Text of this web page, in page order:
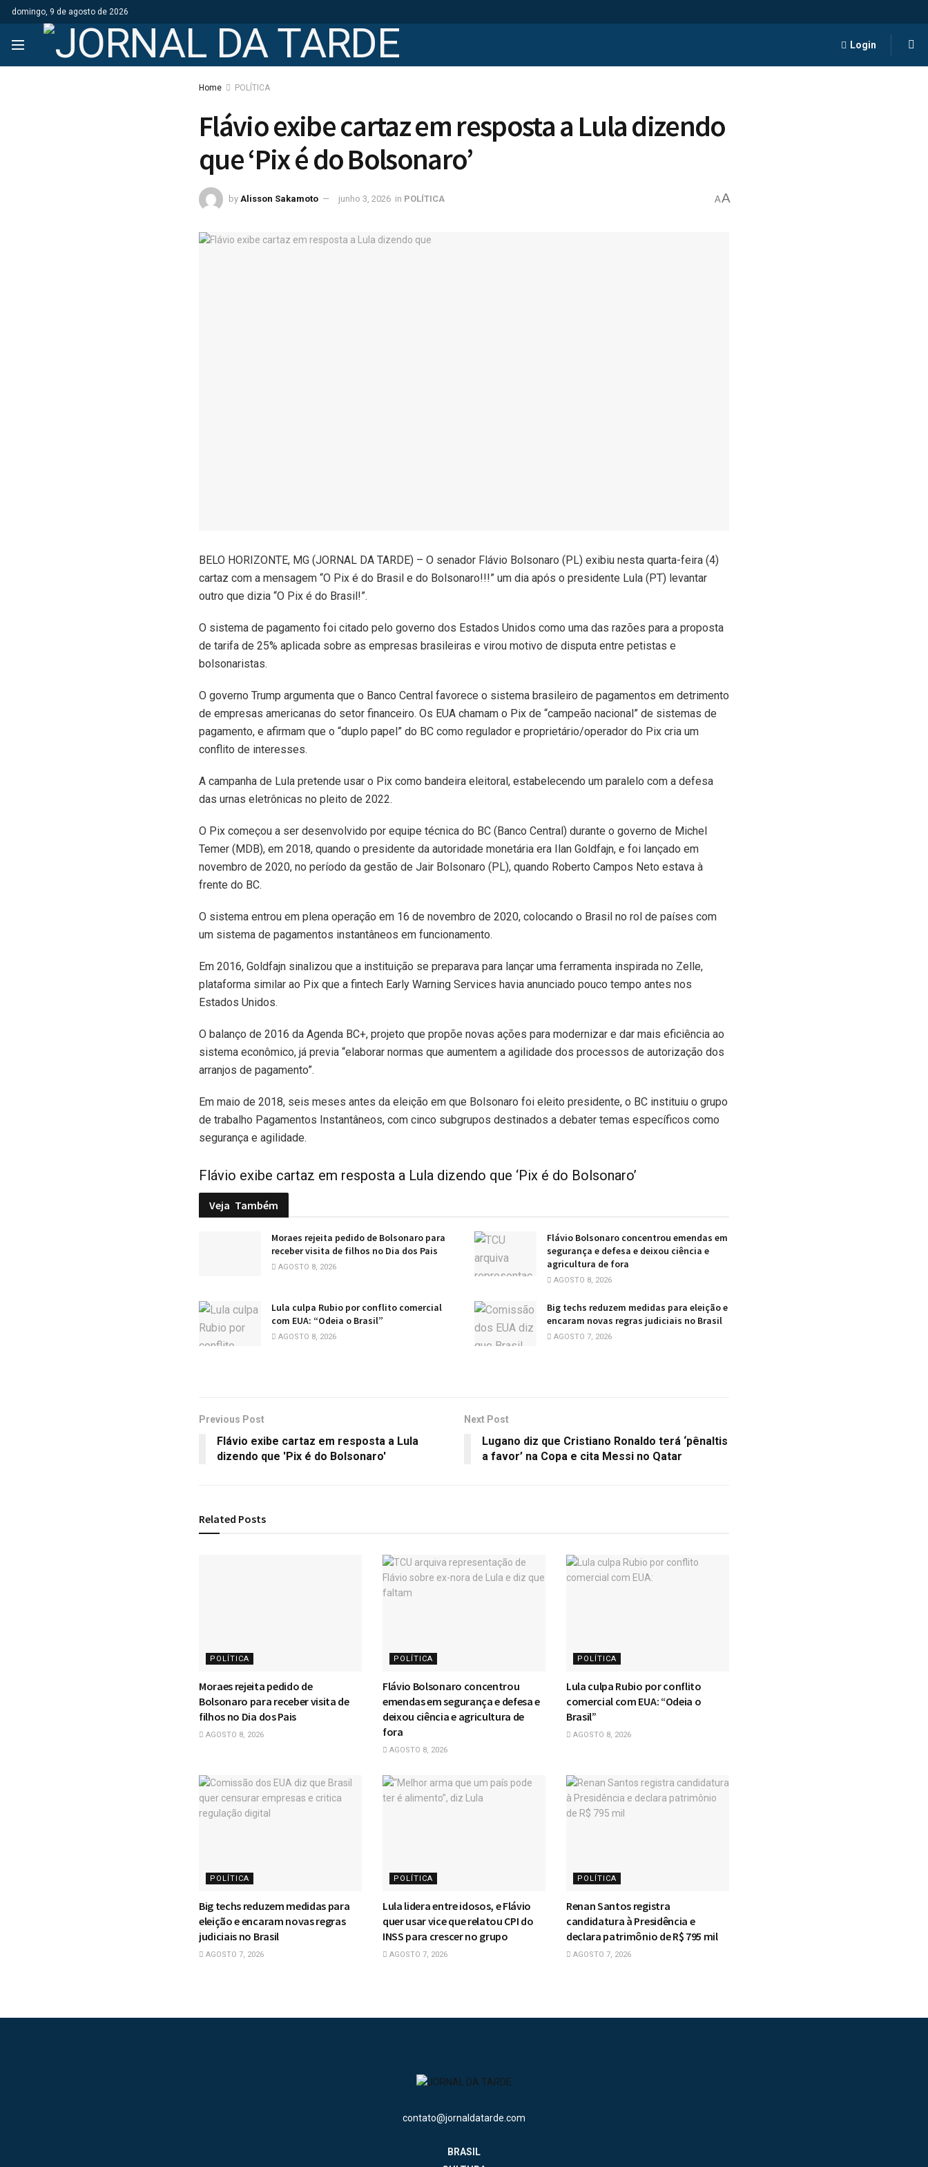
domingo, 9 de agosto de 2026
Login
Home POLÍTICA
Flávio exibe cartaz em resposta a Lula dizendo
que ‘Pix é do Bolsonaro’
by Alisson Sakamoto junho 3, 2026 in POLÍTICA AA
BELO HORIZONTE, MG (JORNAL DA TARDE) – O senador Flávio Bolsonaro (PL) exibiu nesta quarta-feira (4)
cartaz com a mensagem “O Pix é do Brasil e do Bolsonaro!!!” um dia após o presidente Lula (PT) levantar
outro que dizia “O Pix é do Brasil!”.
O sistema de pagamento foi citado pelo governo dos Estados Unidos como uma das razões para a proposta
de tarifa de 25% aplicada sobre as empresas brasileiras e virou motivo de disputa entre petistas e
bolsonaristas.
O governo Trump argumenta que o Banco Central favorece o sistema brasileiro de pagamentos em detrimento
de empresas americanas do setor financeiro. Os EUA chamam o Pix de “campeão nacional” de sistemas de
pagamento, e afirmam que o “duplo papel” do BC como regulador e proprietário/operador do Pix cria um
conflito de interesses.
A campanha de Lula pretende usar o Pix como bandeira eleitoral, estabelecendo um paralelo com a defesa
das urnas eletrônicas no pleito de 2022.
O Pix começou a ser desenvolvido por equipe técnica do BC (Banco Central) durante o governo de Michel
Temer (MDB), em 2018, quando o presidente da autoridade monetária era Ilan Goldfajn, e foi lançado em
novembro de 2020, no período da gestão de Jair Bolsonaro (PL), quando Roberto Campos Neto estava à
frente do BC.
O sistema entrou em plena operação em 16 de novembro de 2020, colocando o Brasil no rol de países com
um sistema de pagamentos instantâneos em funcionamento.
Em 2016, Goldfajn sinalizou que a instituição se preparava para lançar uma ferramenta inspirada no Zelle,
plataforma similar ao Pix que a fintech Early Warning Services havia anunciado pouco tempo antes nos
Estados Unidos.
O balanço de 2016 da Agenda BC+, projeto que propõe novas ações para modernizar e dar mais eficiência ao
sistema econômico, já previa “elaborar normas que aumentem a agilidade dos processos de autorização dos
arranjos de pagamento”.
Em maio de 2018, seis meses antes da eleição em que Bolsonaro foi eleito presidente, o BC instituiu o grupo
de trabalho Pagamentos Instantâneos, com cinco subgrupos destinados a debater temas específicos como
segurança e agilidade.
Flávio exibe cartaz em resposta a Lula dizendo que ‘Pix é do Bolsonaro’
Veja Também
Moraes rejeita pedido de Bolsonaro para
receber visita de filhos no Dia dos Pais
AGOSTO 8, 2026
Flávio Bolsonaro concentrou emendas em
segurança e defesa e deixou ciência e
agricultura de fora
AGOSTO 8, 2026
Lula culpa Rubio por conflito comercial
com EUA: “Odeia o Brasil”
AGOSTO 8, 2026
Big techs reduzem medidas para eleição e
encaram novas regras judiciais no Brasil
AGOSTO 7, 2026
Previous Post
Flávio exibe cartaz em resposta a Lula
dizendo que 'Pix é do Bolsonaro'
Next Post
Lugano diz que Cristiano Ronaldo terá ‘pênaltis
a favor’ na Copa e cita Messi no Qatar
Related Posts
POLÍTICA
Moraes rejeita pedido de
Bolsonaro para receber visita de
filhos no Dia dos Pais
AGOSTO 8, 2026
POLÍTICA
Flávio Bolsonaro concentrou
emendas em segurança e defesa e
deixou ciência e agricultura de
fora
AGOSTO 8, 2026
POLÍTICA
Lula culpa Rubio por conflito
comercial com EUA: “Odeia o
Brasil”
AGOSTO 8, 2026
POLÍTICA
Big techs reduzem medidas para
eleição e encaram novas regras
judiciais no Brasil
AGOSTO 7, 2026
POLÍTICA
Lula lidera entre idosos, e Flávio
quer usar vice que relatou CPI do
INSS para crescer no grupo
AGOSTO 7, 2026
POLÍTICA
Renan Santos registra
candidatura à Presidência e
declara patrimônio de R$ 795 mil
AGOSTO 7, 2026
contato@jornaldatarde.com
BRASIL